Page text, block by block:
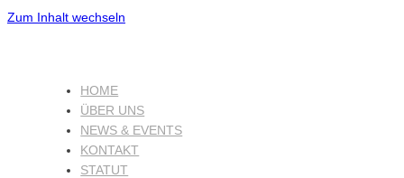
Zum Inhalt wechseln
HOME
ÜBER UNS
NEWS & EVENTS
KONTAKT
STATUT